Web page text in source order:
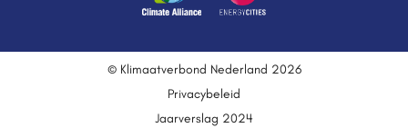
© Klimaatverbond Nederland 2026
Privacybeleid
Jaarverslag 2024